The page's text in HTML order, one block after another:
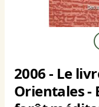
2006 - Le
Orientales -